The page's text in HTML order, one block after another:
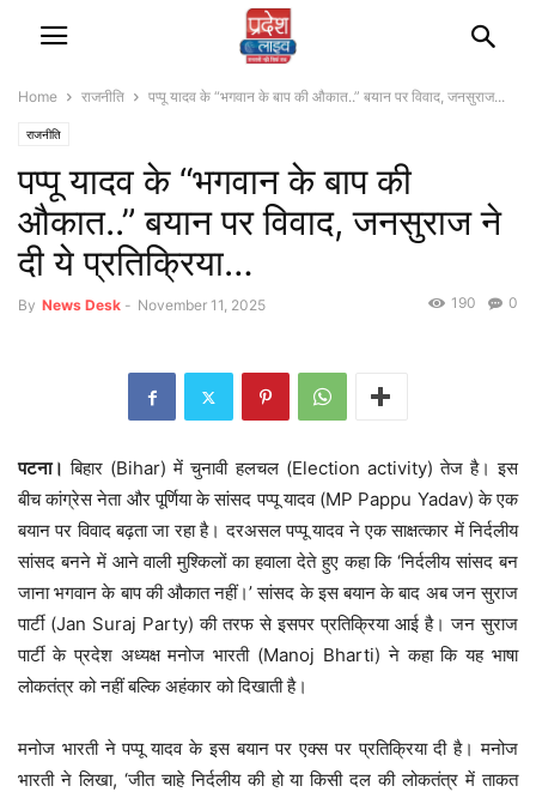
Home राजनीति पप्पू यादव के “भगवान के बाप की औकात..” बयान पर विवाद, जनसुराज...
राजनीति
पप्पू यादव के “भगवान के बाप की
औकात..” बयान पर विवाद, जनसुराज ने
दी ये प्रतिक्रिया…
By News Desk - November 11, 2025 0
190
पटना। बिहार (Bihar) में चुनावी हलचल (Election activity) तेज है। इस
बीच कांग्रेस नेता और पूर्णिया के सांसद पप्पू यादव (MP Pappu Yadav) के एक
बयान पर विवाद बढ़ता जा रहा है। दरअसल पप्पू यादव ने एक साक्षत्कार में निर्दलीय
सांसद बनने में आने वाली मुश्किलों का हवाला देते हुए कहा कि ‘निर्दलीय सांसद बन
जाना भगवान के बाप की औकात नहीं।’ सांसद के इस बयान के बाद अब जन सुराज
पार्टी (Jan Suraj Party) की तरफ से इसपर प्रतिक्रिया आई है। जन सुराज
पार्टी के प्रदेश अध्यक्ष मनोज भारती (Manoj Bharti) ने कहा कि यह भाषा
लोकतंत्र को नहीं बल्कि अहंकार को दिखाती है।
मनोज भारती ने पप्पू यादव के इस बयान पर एक्स पर प्रतिक्रिया दी है। मनोज
भारती ने लिखा, ‘जीत चाहे निर्दलीय की हो या किसी दल की लोकतंत्र में ताकत